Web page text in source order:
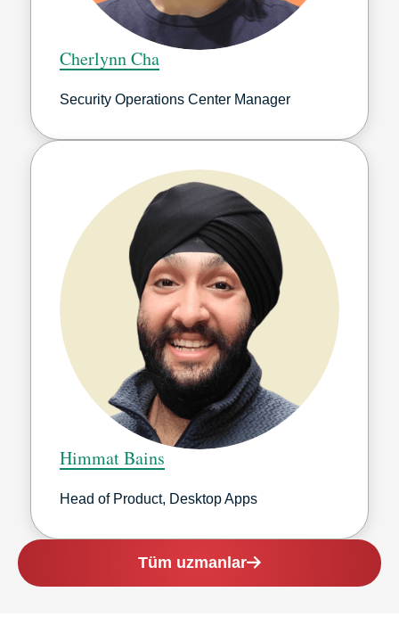
Cherlynn Cha
Security Operations Center Manager
Himmat Bains
Head of Product, Desktop Apps
Tüm uzmanlar